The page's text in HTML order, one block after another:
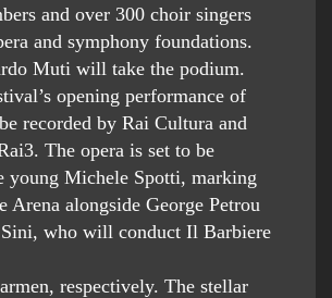
and over 300 choir singers
and symphony foundations.
Muti will take the podium.
opening performance of
recorded by Rai Cultura and
The opera is set to be
young Michele Spotti, marking
Arena alongside George Petrou
who will conduct Il Barbiere
respectively. The stellar